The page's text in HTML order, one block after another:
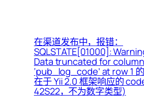
在渠道发布中，报错：
SQLSTATE[01000]:
Data truncated for column
‘pub_log_code’ at row 1
在于 Yii 2.0 框架响应的
42S22，不为数字类型)